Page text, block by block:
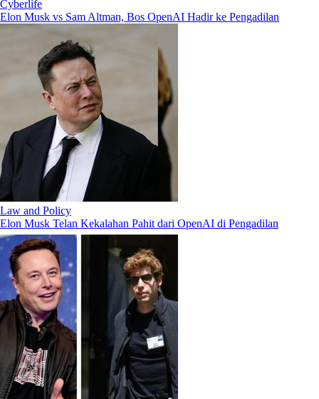
Cyberlife
Elon Musk vs Sam Altman, Bos OpenAI Hadir ke Pengadilan
Law and Policy
Elon Musk Telan Kekalahan Pahit dari OpenAI di Pengadilan